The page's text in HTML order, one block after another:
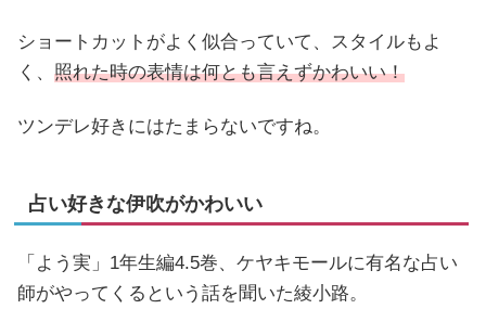
ショートカットがよく似合っていて、スタイルもよ
く、 照れた時の表情は何とも言えずかわいい！
ツンデレ好きにはたまらないですね。
占い好きな伊吹がかわいい
「よう実」1年生編4.5巻、ケヤキモールに有名な占い
師がやってくるという話を聞いた綾小路。